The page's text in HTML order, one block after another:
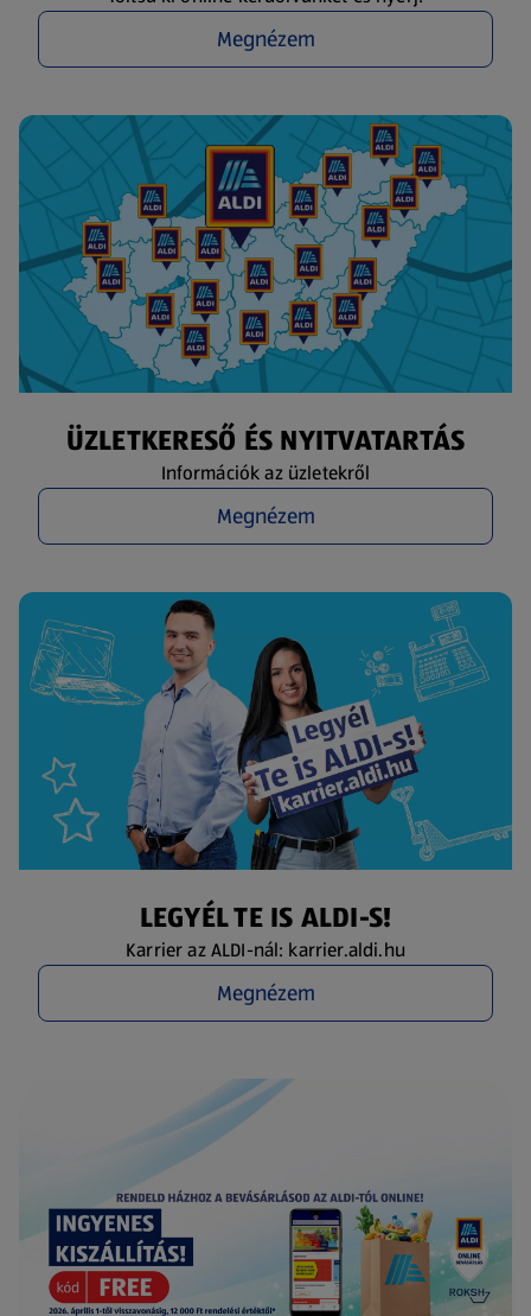
Megnézem
ÜZLETKERESŐ ÉS NYITVATARTÁS
Információk az üzletekről
Megnézem
LEGYÉL TE IS ALDI-S!
Karrier az ALDI-nál: karrier.aldi.hu
Megnézem